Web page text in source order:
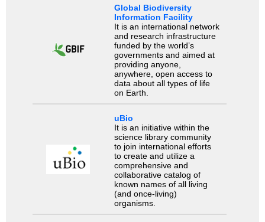
Global Biodiversity
Information Facility
It is an international network
and research infrastructure
funded by the world’s
governments and aimed at
providing anyone,
anywhere, open access to
data about all types of life
on Earth.
uBio
It is an initiative within the
science library community
to join international efforts
to create and utilize a
comprehensive and
collaborative catalog of
known names of all living
(and once-living)
organisms.